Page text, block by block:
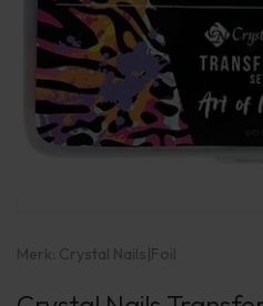
Merk: Crystal Nails|Foil